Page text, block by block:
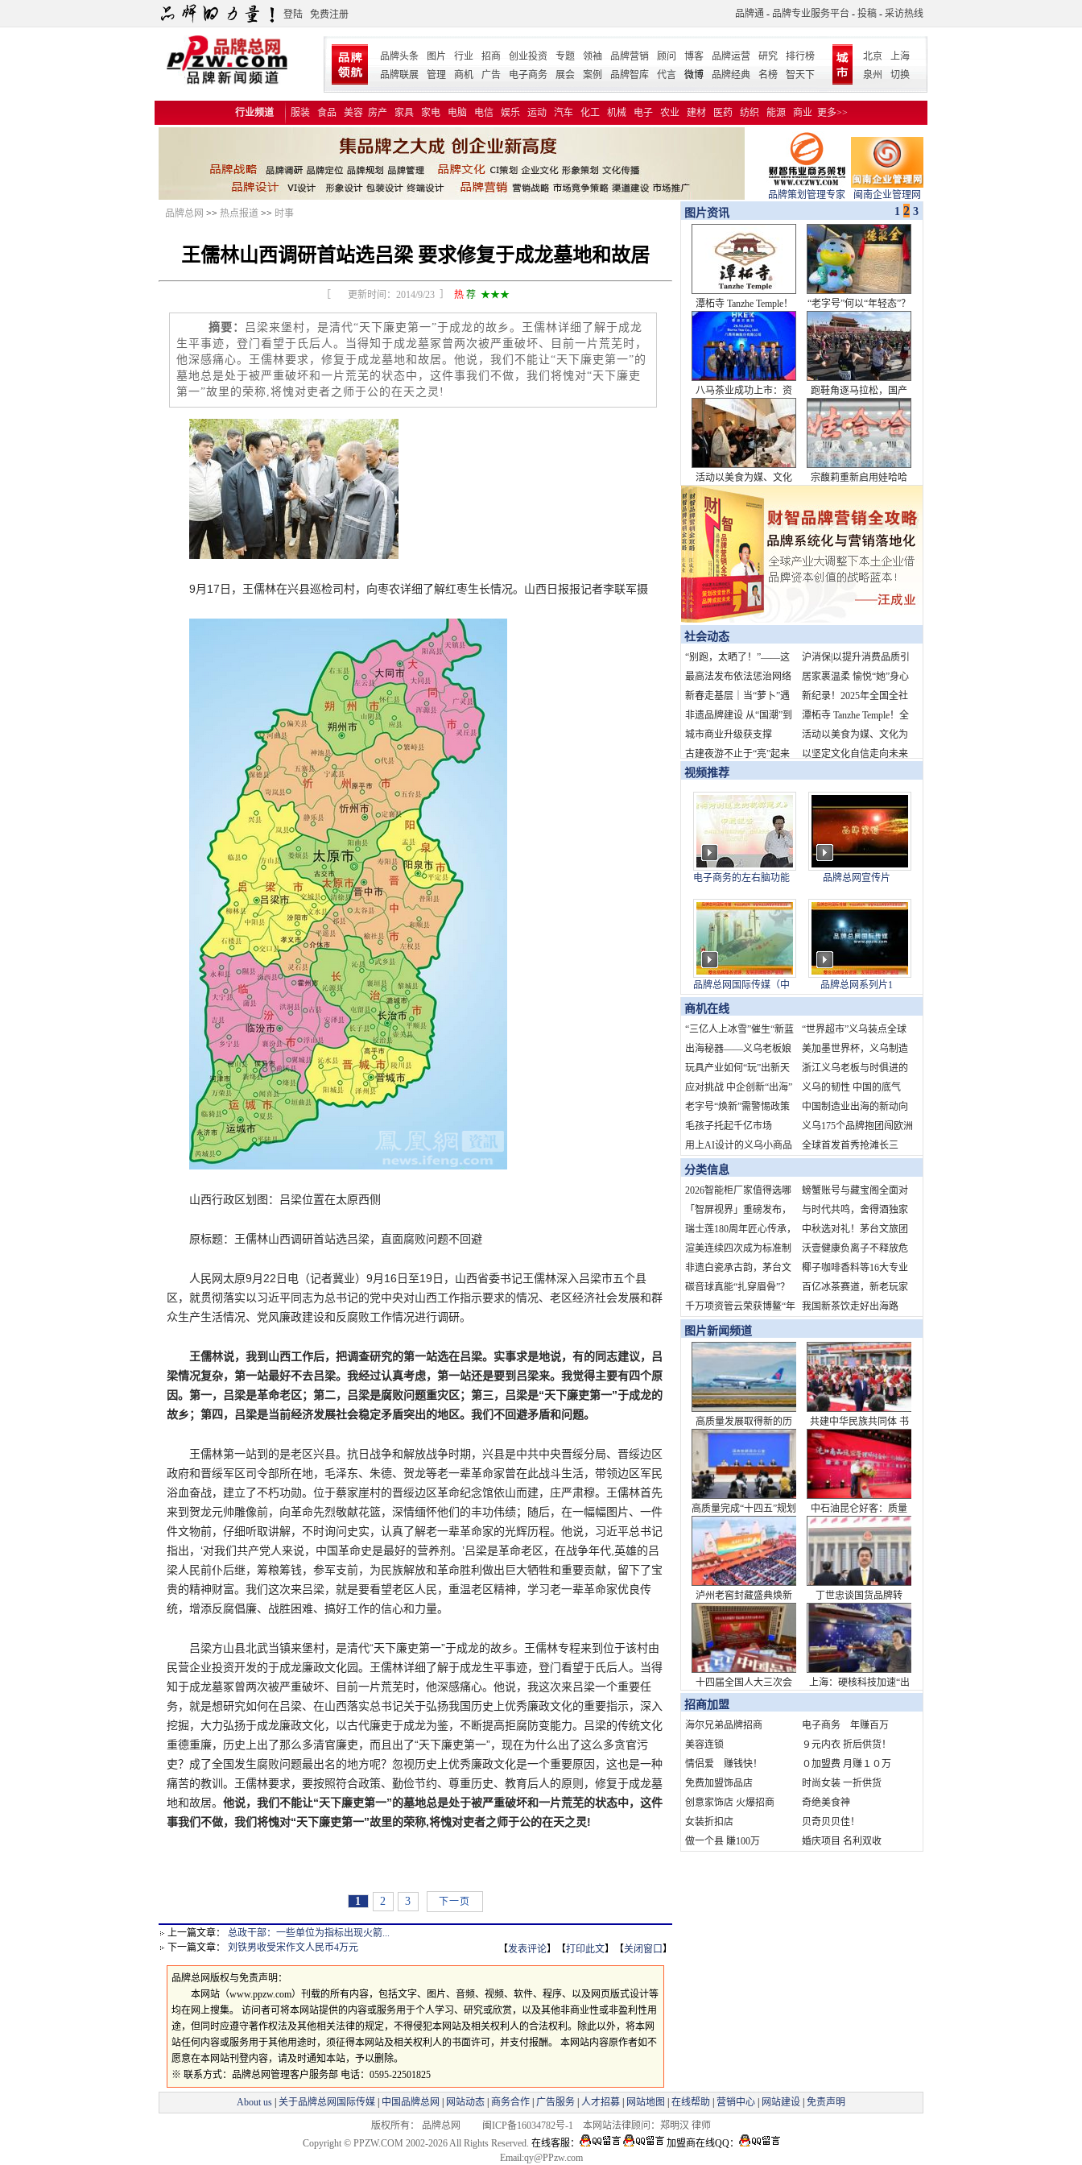
登陆 免费注册 品牌通 - 品牌专业服务平台 - 投稿 - 采访热线
品牌头条 图片 行业 招商 创业投资 专题 领袖 品牌营销 顾问 博客 品牌运营 研究
排行榜
品牌联展
管理 商机 广告 电子商务 展会 案例 品牌智库 代言 微博 品牌经典 名榜 智天下
北京
上海
泉州
切换
行业频道 服装 食品 美容 房产 家具 家电 电脑 电信 娱乐 运动 汽车 化工 机械 电子 农业 建材 医药 纺织 能源 商业 更多>>
品牌策划管理专家
闽南企业管理网
品牌总网 >> 热点报道 >> 时事
王儒林山西调研首站选吕梁 要求修复于成龙墓地和故居
［ 更新时间：2014/9/23 ］ 热 荐 ★★★
摘要： 吕梁来堡村，是清代“天下廉吏第一”于成龙的故乡。王儒林详细了解于成龙
生平事迹，登门看望于氏后人。当得知于成龙墓冢曾两次被严重破坏、目前一片荒芜时，
他深感痛心。王儒林要求，修复于成龙墓地和故居。他说，我们不能让“天下廉吏第一”的
墓地总是处于被严重破坏和一片荒芜的状态中，这件事我们不做，我们将愧对“天下廉吏
第一”故里的荣称,将愧对吏者之师于公的在天之灵!
9月17日，王儒林在兴县巡检司村，向枣农详细了解红枣生长情况。山西日报报记者李联军摄
山西行政区划图：吕梁位置在太原西侧
原标题：王儒林山西调研首站选吕梁，直面腐败问题不回避
人民网太原9月22日电（记者冀业）9月16日至19日，山西省委书记王儒林深入吕梁市五个县
区，就贯彻落实以习近平同志为总书记的党中央对山西工作指示要求的情况、老区经济社会发展和群
众生产生活情况、党风廉政建设和反腐败工作情况进行调研。
王儒林说，我到山西工作后，把调查研究的第一站选在吕梁。实事求是地说，有的同志建议，吕
梁情况复杂，第一站最好不去吕梁。我经过认真考虑，第一站还是要到吕梁来。我觉得主要有四个原
因。第一，吕梁是革命老区；第二，吕梁是腐败问题重灾区；第三，吕梁是“天下廉吏第一”于成龙的
故乡；第四，吕梁是当前经济发展社会稳定矛盾突出的地区。我们不回避矛盾和问题。
王儒林第一站到的是老区兴县。抗日战争和解放战争时期，兴县是中共中央晋绥分局、晋绥边区
政府和晋绥军区司令部所在地，毛泽东、朱德、贺龙等老一辈革命家曾在此战斗生活，带领边区军民
浴血奋战，建立了不朽功勋。位于蔡家崖村的晋绥边区革命纪念馆依山而建，庄严肃穆。王儒林首先
来到贺龙元帅雕像前，向革命先烈敬献花篮，深情缅怀他们的丰功伟绩；随后，在一幅幅图片、一件
件文物前，仔细听取讲解，不时询问史实，认真了解老一辈革命家的光辉历程。他说，习近平总书记
指出，‘对我们共产党人来说，中国革命史是最好的营养剂。’吕梁是革命老区，在战争年代,英雄的吕
梁人民前仆后继，筹粮筹钱，参军支前，为民族解放和革命胜利做出巨大牺牲和重要贡献，留下了宝
贵的精神财富。我们这次来吕梁，就是要看望老区人民，重温老区精神，学习老一辈革命家优良传
统，增添反腐倡廉、战胜困难、搞好工作的信心和力量。
吕梁方山县北武当镇来堡村，是清代“天下廉吏第一”于成龙的故乡。王儒林专程来到位于该村由
民营企业投资开发的于成龙廉政文化园。王儒林详细了解于成龙生平事迹，登门看望于氏后人。当得
知于成龙墓冢曾两次被严重破坏、目前一片荒芜时，他深感痛心。他说，我这次来吕梁一个重要任
务，就是想研究如何在吕梁、在山西落实总书记关于弘扬我国历史上优秀廉政文化的重要指示，深入
挖掘，大力弘扬于成龙廉政文化，以古代廉吏于成龙为鉴，不断提高拒腐防变能力。吕梁的传统文化
重德重廉，历史上出了那么多清官廉吏，而且出了“天下廉吏第一”，现在为什么出了这么多贪官污
吏？成了全国发生腐败问题最出名的地方呢？忽视历史上优秀廉政文化是一个重要原因，这也是一种
痛苦的教训。王儒林要求，要按照符合政策、勤俭节约、尊重历史、教育后人的原则，修复于成龙墓
地和故居。 他说，我们不能让“天下廉吏第一”的墓地总是处于被严重破坏和一片荒芜的状态中，这件
事我们不做，我们将愧对“天下廉吏第一”故里的荣称,将愧对吏者之师于公的在天之灵!
1 2 3 下一页
上一篇文章： 总政干部：一些单位为指标出现火箭...
下一篇文章： 刘铁男收受宋作文人民币4万元 【发表评论】【打印此文】【关闭窗口】
品牌总网版权与免责声明：
本网站（www.ppzw.com）刊载的所有内容，包括文字、图片、音频、视频、软件、程序、以及网页版式设计等
均在网上搜集。 访问者可将本网站提供的内容或服务用于个人学习、研究或欣赏，以及其他非商业性或非盈利性用
途，但同时应遵守著作权法及其他相关法律的规定，不得侵犯本网站及相关权利人的合法权利。除此以外，将本网
站任何内容或服务用于其他用途时，须征得本网站及相关权利人的书面许可，并支付报酬。 本网站内容原作者如不
愿意在本网站刊登内容，请及时通知本站，予以删除。
※ 联系方式：品牌总网管理客户服务部 电话：0595-22501825
图片资讯 1 2 3
青春华章｜青春接力 河
海奔腾
加多宝王老吉上演“夺标”
续集
安踏的“户外帝国”守卫战
郭焱直播间深度解析，
陈幸同韩莹赛中突发状
况触发12板打法
科比的历史地位越来越
模糊不清，美国媒体固
执排第11名，球员们却
坚称他应在前3名内，舆
论分歧引发激烈争议
梁王炸了！一年憋屈终
问你燃不燃？
社会动态
“别跑，太晒了！”——这
句话，73%的孩子都听过
沪消保|以提升消费品质引
领美好生活
最高法发布依法惩治网络
暴力典型案例 “柴怼怼”
居家裹温柔 愉悦“她”身心
新春走基层｜当“萝卜”遇
上北京早高峰
新纪录！2025年全国全社
会用电量预计首超10万亿
千瓦时
非遗品牌建设 从“国潮”到
新消费
潭柘寺 Tanzhe Temple！全
新品牌标识发布
城市商业升级获支撑
活动以美食为媒、文化为
桥，全面展现了成都的城
古建夜游不止于“亮”起来
以坚定文化自信走向未来
百年之际
视频推荐
电子商务的左右脑功能
的现实意义
品牌总网宣传片
品牌总网国际传媒（中
国）股份发展有限公司
品牌总网系列片1
商机在线
“三亿人上冰雪”催生“新蓝
海”：中国为世界冰雪产业
发展创造新机遇
“世界超市”义乌装点全球
快乐节庆
出海秘器——义乌老板娘
的全球市场故事
美加墨世界杯，义乌制造
来了！
玩具产业如何“玩”出新天
地？
浙江义乌老板与时俱进的
生意经：在大数据里觅商
机
应对挑战 中企创新“出海”
拓市场
义乌的韧性 中国的底气
老字号“焕新”需警惕政策
依赖症与文化空心化
中国制造业出海的新动向
新挑战新机遇
毛孩子托起千亿市场
义乌175个品牌抱团闯欧洲
用上AI设计的义乌小商品
火了！蛇年开市吸引海外
订单
全球首发首秀抢滩长三
分类信息
2026智能柜厂家值得选哪
家？
螃蟹账号与藏宝阁全面对
比
「智屏视界」重磅发布，
开启OTT营销新纪元
与时代共鸣，舍得酒独家
冠名“时代人物致敬盛
典”，诠释当代舍得精神
瑞士莲180周年匠心传承，
定制熊猫巧克力献礼中国
中秋选对礼！茅台文旅团
圆季礼盒：品牌硬、工艺
精、心意足
渲美连续四次成为标准制
定参与单位！引领行业标
杆！
沃壹健康负离子不释放危
害健康的臭氧、正离子，
不形成静电场
非遗白瓷承古韵，茅台文
旅2025年中秋团圆季文创
礼盒即将亮相——以器载
道，重构节日文化新内涵
椰子咖啡香料等16大专业
展区！
碳音球真能“扎穿眉骨”？
科学拆解运动损伤谣言
百亿冰茶赛道，新老玩家
争锋
千万项资管云荣获博鳌“年
度影响力不动产资管数字
化服务商”
我国新茶饮走好出海路
图片新闻频道
高质量发展取得新的历
史性成就——从“十四五”
看中国答卷
共建中华民族共同体 书
写美丽西藏新篇章
高质量完成“十四五”规划
系列主题新闻发布会
中石油昆仑好客：质量
筑强根基，非油业务迈
向新高度
泸州老窖封藏盛典焕新
表达 致敬浓香出海110周
年
丁世忠谈国货品牌转
型：承担起消费升级需
求重任
十四届全国人大三次会
议开幕会在京举行
上海：硬核科技加速“出
招商加盟
海尔兄弟品牌招商
电子商务 年赚百万
美容连锁
９元内衣 折后供货！
情侣爱 赚钱快！
０加盟费 月赚１０万
免费加盟饰品店
时尚女装 一折供货
创意家饰店 火爆招商
奇绝美食神
女装折扣店
贝奇贝贝佳！
做一个县 賺100万
婚庆项目 名利双收
About us 关于品牌总网国际传媒 中国品牌总网 网站动态 商务合作 广告服务 人才招募 网站地图 在线帮助 营销中心 网站建设 免责声明
版权所有： 品牌总网 闽ICP备16034782号-1 本网站法律顾问：郑明汉 律师
Copyright © PPZW.COM 2002-2026 All Rights Reserved. 在线客服：
加盟商在线QQ：
Email:qy@PPzw.com